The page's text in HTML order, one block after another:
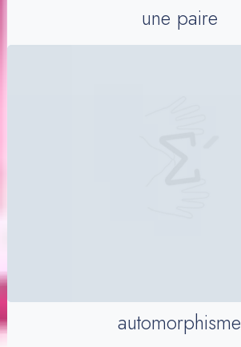
une paire
automorphisme